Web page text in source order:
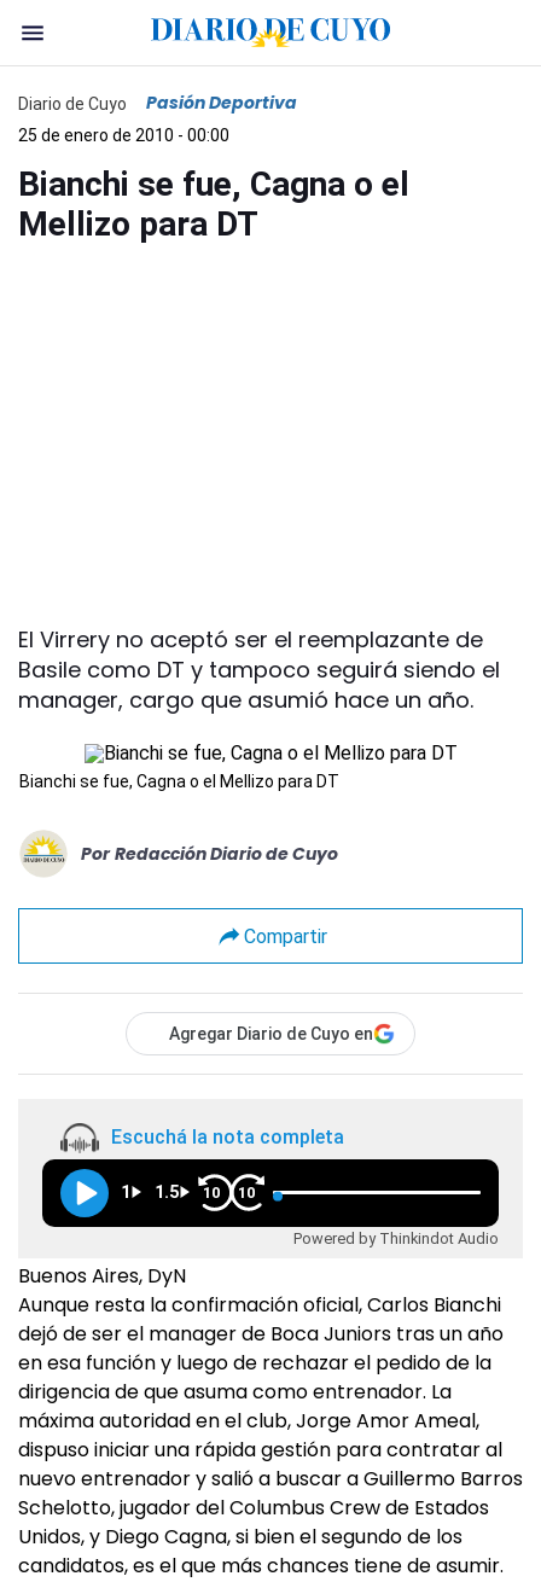
Diario de Cuyo Pasión Deportiva
25 de enero de 2010 - 00:00
Bianchi se fue, Cagna o el
Mellizo para DT
El Virrery no aceptó ser el reemplazante de
Basile como DT y tampoco seguirá siendo el
manager, cargo que asumió hace un año.
Bianchi se fue, Cagna o el Mellizo para DT
Por Redacción Diario de Cuyo
Compartir
Agregar Diario de Cuyo en
Escuchá la nota completa
1 1.5 10 10
Powered by Thinkindot Audio
Buenos Aires, DyN
Aunque resta la confirmación oficial, Carlos Bianchi
dejó de ser el manager de Boca Juniors tras un año
en esa función y luego de rechazar el pedido de la
dirigencia de que asuma como entrenador. La
máxima autoridad en el club, Jorge Amor Ameal,
dispuso iniciar una rápida gestión para contratar al
nuevo entrenador y salió a buscar a Guillermo Barros
Schelotto, jugador del Columbus Crew de Estados
Unidos, y Diego Cagna, si bien el segundo de los
candidatos, es el que más chances tiene de asumir.